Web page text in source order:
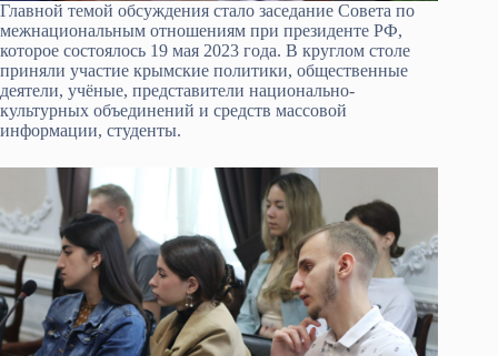
Главной темой обсуждения стало заседание Совета по
межнациональным отношениям при президенте РФ,
которое состоялось 19 мая 2023 года. В круглом столе
приняли участие крымские политики, общественные
деятели, учёные, представители национально-
культурных объединений и средств массовой
информации, студенты.